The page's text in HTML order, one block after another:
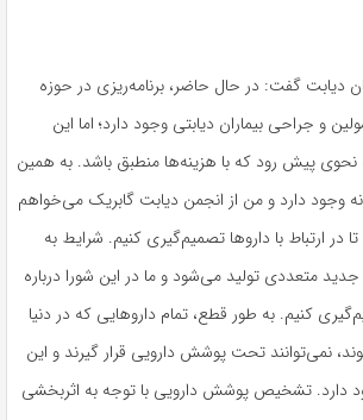
دیابت گفت: در حال حاضر، برنامه‌ریزی در حوزه
و جراحی بیماران دیابتی وجود دارد؛ اما این
نحوی پیش‌ رود که با هزینه‌ها منطبق باشد. به همین
وجود دارد و من از انجمن دیابت گابریک می‌خواهم
در ارتباط با داروها تصمیم‌گیری کنیم. شرایط به
متعددی تولید می‌شود و ما در این شورا درباره
کنیم. به طور قطع، تمام داروهایی که در دنیا
نمی‌توانند تحت پوشش دارویی قرار گیرند و این
دارد. تشخیص پوشش دارویی با توجه به اثربخشی